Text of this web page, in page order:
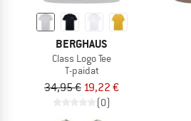
BERGHAUS
Class Logo Tee
T-paidat
34,95 € 19,22 €
(0)